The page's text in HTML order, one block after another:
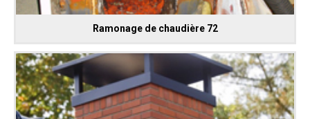
Ramonage de chaudière 72